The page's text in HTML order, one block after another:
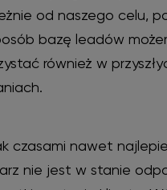
od naszego celu,
bazę leadów
również w
czasami nawet
nie jest w stanie